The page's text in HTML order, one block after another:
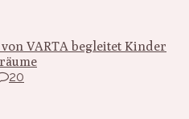
VARTA begleitet Kinder
20